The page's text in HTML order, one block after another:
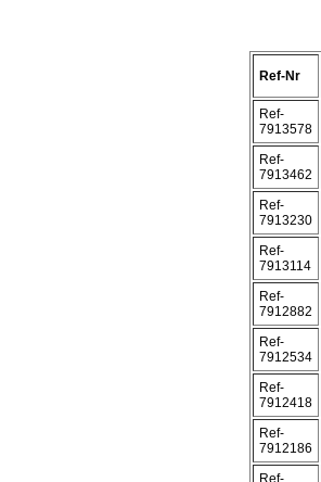
Ref-Nr
Ref-
7913578
Ref-
7913462
Ref-
7913230
Ref-
7913114
Ref-
7912882
Ref-
7912534
Ref-
7912418
Ref-
7912186
Ref-